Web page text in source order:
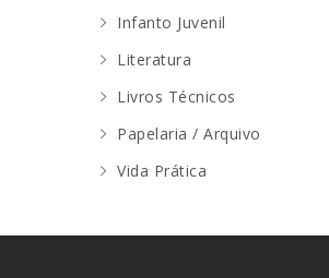
Infanto Juvenil
Literatura
Livros Técnicos
Papelaria / Arquivo
Vida Prática